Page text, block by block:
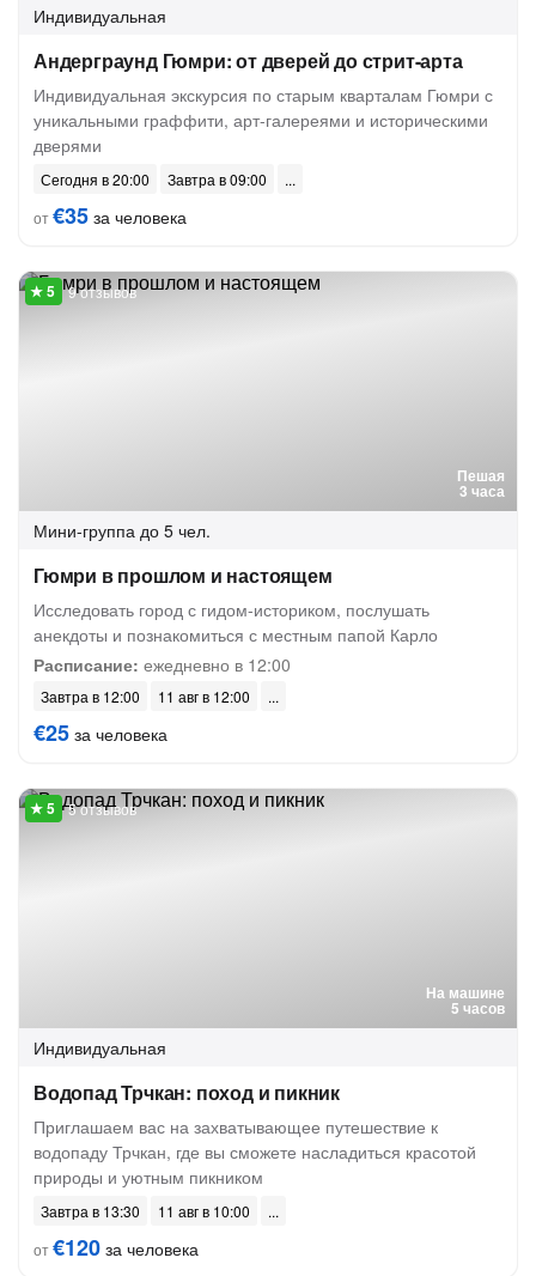
Индивидуальная
Андерграунд Гюмри: от дверей до стрит-арта
Индивидуальная экскурсия по старым кварталам Гюмри с
уникальными граффити, арт-галереями и историческими
дверями
Сегодня в 20:00
Завтра в 09:00
от€35 за человека
Пешая
3 часа
9 отзывов
Мини-группа до 5 чел.
Гюмри в прошлом и настоящем
Исследовать город с гидом-историком, послушать
анекдоты и познакомиться с местным папой Карло
Расписание: ежедневно в 12:00
Завтра в 12:00 11 авг в 12:00
€25 за человека
На машине
5 часов
5 отзывов
Индивидуальная
Водопад Трчкан: поход и пикник
Приглашаем вас на захватывающее путешествие к
водопаду Трчкан, где вы сможете насладиться красотой
природы и уютным пикником
Завтра в 13:30
11 авг в 10:00
от€120 за человека